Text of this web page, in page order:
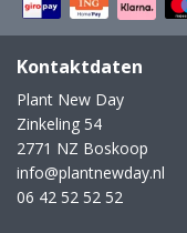
Kontaktdaten
Plant New Day
Zinkeling 54
2771 NZ Boskoop
info@plantnewday.nl
06 42 52 52 52